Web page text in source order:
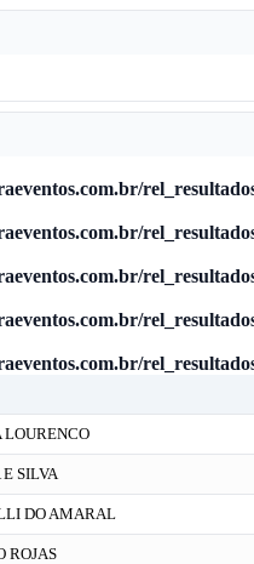
SILVA
DO AMARAL
ROJAS